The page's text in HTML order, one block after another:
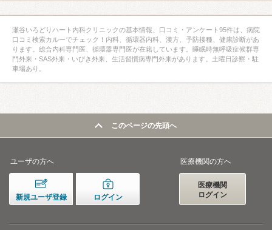
瀬谷いろどりハート内科クリニックの基本情報、口コミ・アンケート95件は、病院
口コミ検索カルーでチェック！内科、循環器内科、漢方、予防接種、健康診断があ
ります。総合内科専門医、循環器専門医が在籍しています。睡眠時無呼吸症候群専
門外来・SAS外来・いびき外来、生活習慣病専門外来があります。土曜日診察・駐
車場あり。
このページの先頭へ
ユーザの方へ
新規ユーザ登録 ログイン
医療機関の方へ
医療機関
ログイン